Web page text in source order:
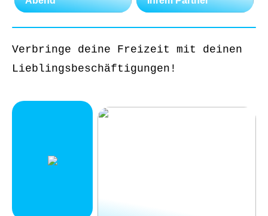
Verbringe deine Freizeit mit deinen
Lieblingsbeschäftigungen!